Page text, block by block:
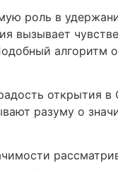
роль в
вызывает
алгоритм
открытия
разуму о